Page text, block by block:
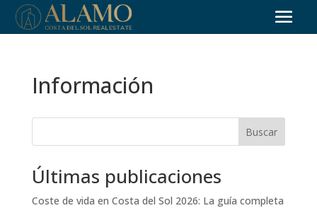
Información
Buscar
Últimas publicaciones
Coste de vida en Costa del Sol 2026: La guía completa